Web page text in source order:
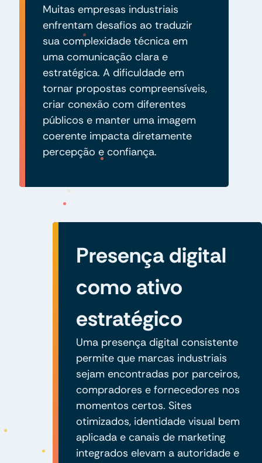
Muitas empresas industriais
enfrentam desafios ao traduzir
sua complexidade técnica em
uma comunicação clara e
estratégica. A dificuldade em
tornar propostas compreensíveis,
criar conexão com diferentes
públicos e manter uma imagem
coerente impacta diretamente
percepção e confiança.
Presença digital
como ativo
estratégico
Uma presença digital consistente
permite que marcas industriais
sejam encontradas por parceiros,
compradores e fornecedores nos
momentos certos. Sites
otimizados, identidade visual bem
aplicada e canais de marketing
integrados elevam a autoridade e